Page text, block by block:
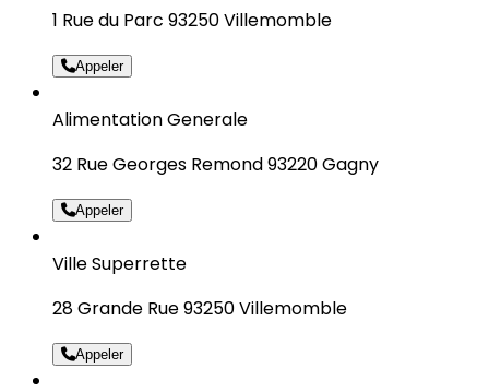
1 Rue du Parc 93250 Villemomble
Appeler
Alimentation Generale
32 Rue Georges Remond 93220 Gagny
Appeler
Ville Superrette
28 Grande Rue 93250 Villemomble
Appeler